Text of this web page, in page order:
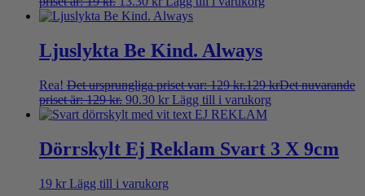
Ljuslykta Be Kind. Always
Rea! Det ursprungliga priset var: 129 kr.129krDet nuvarande
priset är: 129 kr. 90.30 kr Lägg till i varukorg
Dörrskylt Ej Reklam Svart 3 X 9cm
19 kr Lägg till i varukorg